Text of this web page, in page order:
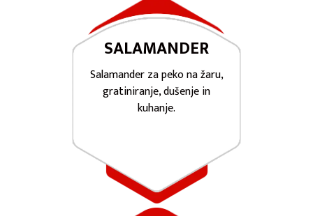
SALAMANDER
Salamander za peko na žaru,
gratiniranje, dušenje in
kuhanje.